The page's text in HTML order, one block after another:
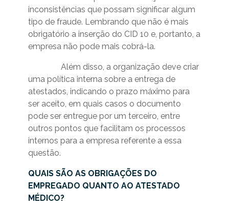
inconsistências que possam significar algum
tipo de fraude. Lembrando que não é mais
obrigatório a inserção do CID 10 e, portanto, a
empresa não pode mais cobrá-la.
Além disso, a organização deve criar
uma política interna sobre a entrega de
atestados, indicando o prazo máximo para
ser aceito, em quais casos o documento
pode ser entregue por um terceiro, entre
outros pontos que facilitam os processos
internos para a empresa referente a essa
questão.
QUAIS SÃO AS OBRIGAÇÕES DO
EMPREGADO QUANTO AO ATESTADO
MÉDICO?